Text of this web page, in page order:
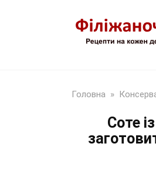
Головна »
Соте